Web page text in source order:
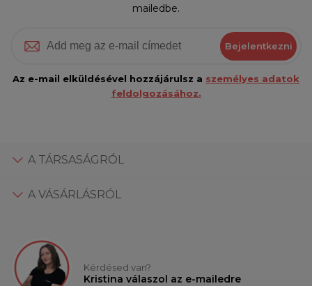
mailedbe.
Bejelentkezni
Az e-mail elküldésével hozzájárulsz a személyes adatok
feldolgozásához.
A TÁRSASÁGRÓL
A VÁSÁRLÁSRÓL
Kérdésed van?
Kristina válaszol az e-mailedre